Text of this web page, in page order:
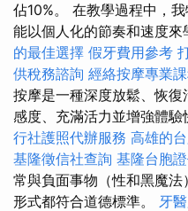
佔10%。 在教學過程中，
能以個人化的節奏和速度來
的最佳選擇 假牙費用參考
供稅務諮詢 經絡按摩專業
按摩是一種深度放鬆、恢
感度、充滿活力並增強體驗
行社護照代辦服務 高雄的
基隆徵信社查詢 基隆台胞
常與負面事物（性和黑魔
形式都符合道德標準。 牙